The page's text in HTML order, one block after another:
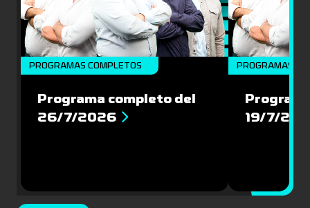
PROGRAMAS COMPLETOS
Programa completo del
26/7/2026
PROGRAMAS
19/7/